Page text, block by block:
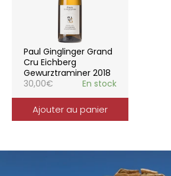
Paul Ginglinger Grand
Cru Eichberg
Gewurztraminer 2018
30,00€ En stock
Ajouter au panier